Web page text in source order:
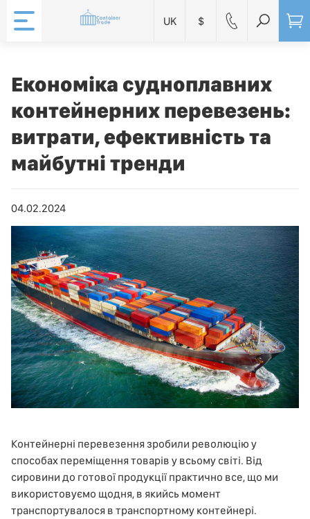
UK $
Економіка судноплавних
контейнерних перевезень:
витрати, ефективність та
майбутні тренди
04.02.2024
Контейнерні перевезення зробили революцію у
способах переміщення товарів у всьому світі. Від
сировини до готової продукції практично все, що ми
використовуємо щодня, в якийсь момент
транспортувалося в транспортному контейнері.